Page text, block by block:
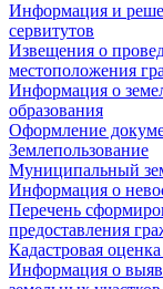
Информация и
сервитутов
Извещения о
местоположения
Информация о
образования
Оформление
Землепользование
Муниципальный
Информация о
Перечень
предоставления
Кадастровая
Информация о